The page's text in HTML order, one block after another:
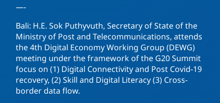
—-
Bali: H.E. Sok Puthyvuth, Secretary of State of the
Ministry of Post and Telecommunications, attends
the 4th Digital Economy Working Group (DEWG)
meeting under the framework of the G20 Summit
focus on (1) Digital Connectivity and Post Covid-19
recovery, (2) Skill and Digital Literacy (3) Cross-
border data flow.